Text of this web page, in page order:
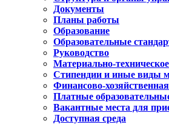
Документы
Планы работы
Образование
Образовательные
Руководство
Материально-
Стипендии и иные виды
Финансово-
Платные
Вакантные места для
Доступная среда